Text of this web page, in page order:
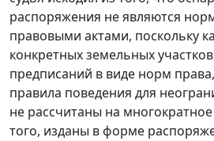
распоряжения не являются
правовыми актами, поскольку
конкретных земельных
предписаний в виде норм
правила поведения для
не рассчитаны на
того, изданы в форме